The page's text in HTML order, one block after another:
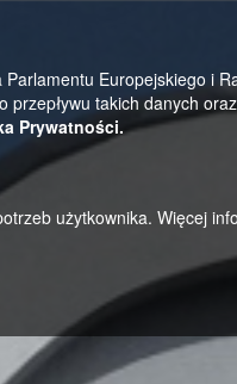
Europejskiego i
takich danych
Prywatności.
użytkownika. Więcej